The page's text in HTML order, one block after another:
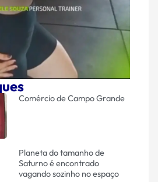
Comércio de Campo Grande
Planeta do tamanho de
Saturno é encontrado
vagando sozinho no espaço